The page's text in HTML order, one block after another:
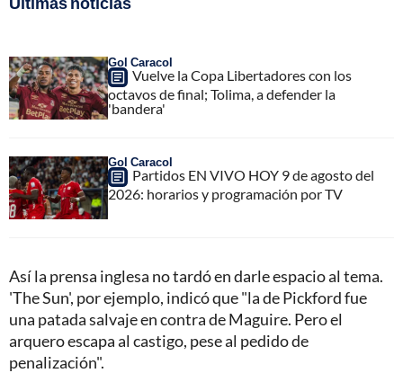
Gol Caracol
Vuelve la Copa Libertadores con los
octavos de final; Tolima, a defender la
'bandera'
Gol Caracol
Partidos EN VIVO HOY 9 de agosto del
2026: horarios y programación por TV
Así la prensa inglesa no tardó en darle espacio al tema.
'The Sun', por ejemplo, indicó que "la de Pickford fue
una patada salvaje en contra de Maguire. Pero el
arquero escapa al castigo, pese al pedido de
penalización".